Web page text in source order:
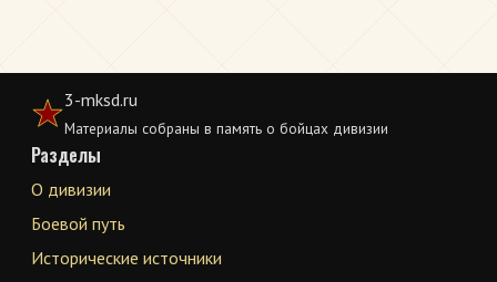
3-mksd.ru
Материалы собраны в память о бойцах дивизии
Разделы
О дивизии
Боевой путь
Исторические источники